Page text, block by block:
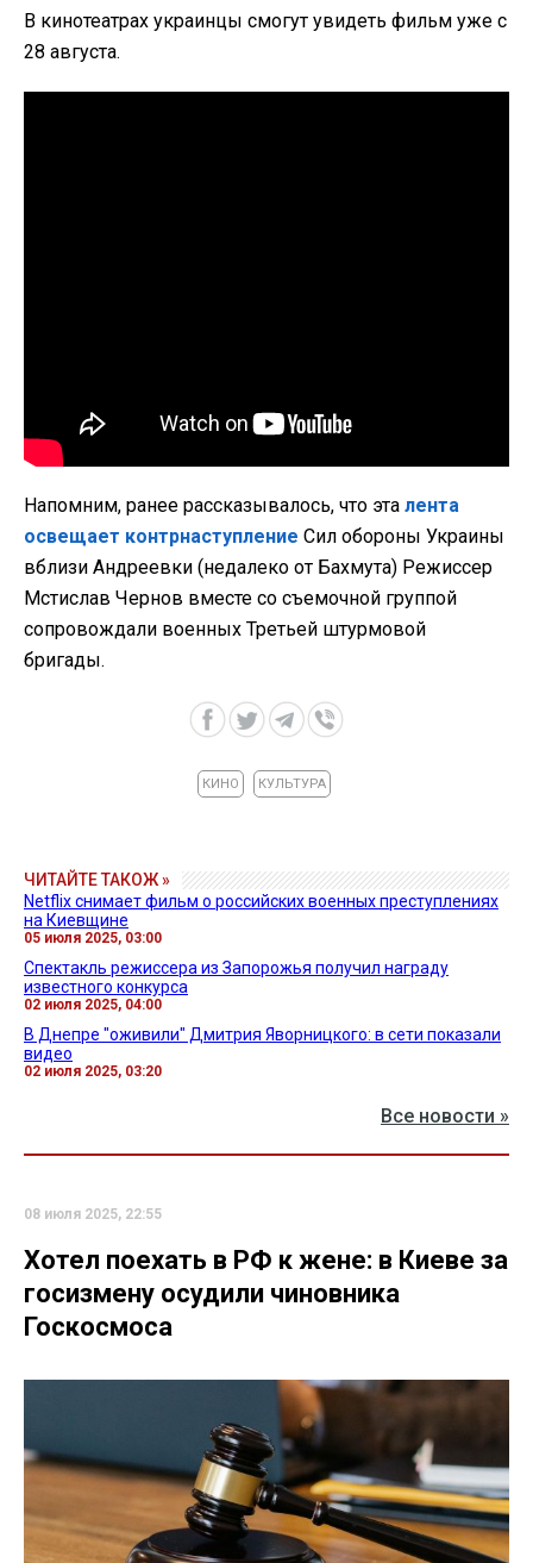
В кинотеатрах украинцы смогут увидеть фильм уже с
28 августа.
Напомним, ранее рассказывалось, что эта лента
освещает контрнаступление Сил обороны Украины
вблизи Андреевки (недалеко от Бахмута) Режиссер
Мстислав Чернов вместе со съемочной группой
сопровождали военных Третьей штурмовой
бригады.
КИНО КУЛЬТУРА
ЧИТАЙТЕ ТАКОЖ »
Netflix снимает фильм о российских военных преступлениях
на Киевщине
05 июля 2025, 03:00
Спектакль режиссера из Запорожья получил награду
известного конкурса
02 июля 2025, 04:00
В Днепре "оживили" Дмитрия Яворницкого: в сети показали
видео
02 июля 2025, 03:20
Все новости »
08 июля 2025, 22:55
Хотел поехать в РФ к жене: в Киеве за
госизмену осудили чиновника
Госкосмоса